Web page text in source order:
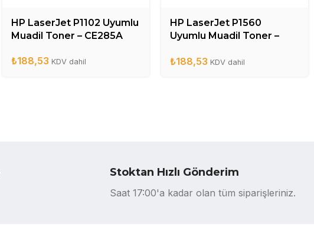
HP LaserJet P1102 Uyumlu
Muadil Toner – CE285A
₺188,53 KDV dahil
HP LaserJet P1560
Uyumlu Muadil Toner –
₺188,53 KDV dahil
Stoktan Hızlı Gönderim
Saat 17:00'a kadar olan tüm siparişleriniz.